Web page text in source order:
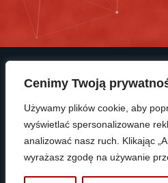
Cenimy Twoją
Używamy plików cookie, aby
wyświetlać spersonalizowane
analizować nasz ruch. Klikając
wyrażasz zgodę na używanie
© Copyright 2025 KP